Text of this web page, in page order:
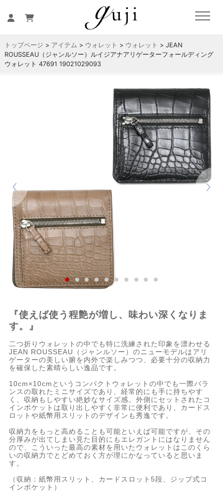
トップページ > アイテム > ウォレット > ウォレット > JEAN
ROUSSEAU（ジャンルソー）ルイジアナアリゲーターフォールディング
ウォレット 47691 19021029093
『使えば使う程艶が増し、味わい深くなりま
す。』
二つ折りウォレットの中でも特に洗練された印象を漂わせる
JEAN ROUSSEAU（ジャンルソー）のニューモデルはアリ
ゲーターの美しい腑を内外で楽しみつつ、必要十分の収納力
を確保した素晴らしい逸品です。
10cm×10cmというコンパクトウォレットの中でも一際バラ
ンスの取れたミニサイズであり、経常的にも手に持ちやす
く、収納もしやすい絶妙なサイズ感。外側にセットされたコ
インポケットは取り出しやすく非常に便利であり、カードス
ロットや紙幣用スリットのデザインも秀逸です。
収納力をもっと高めることも可能といえば可能ですが、その
分厚みが出てしまい見た目的にもエレガントにはなりません
ので、こういった最高の素材を用いたウォレットはこのくら
いの収納力でとどめておく方が理にかなっていると思いま
す。
（収納：紙幣用スリット、カードスロット5段、ジップ式コ
インポケット）